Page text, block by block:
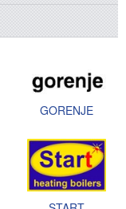
GORENJE